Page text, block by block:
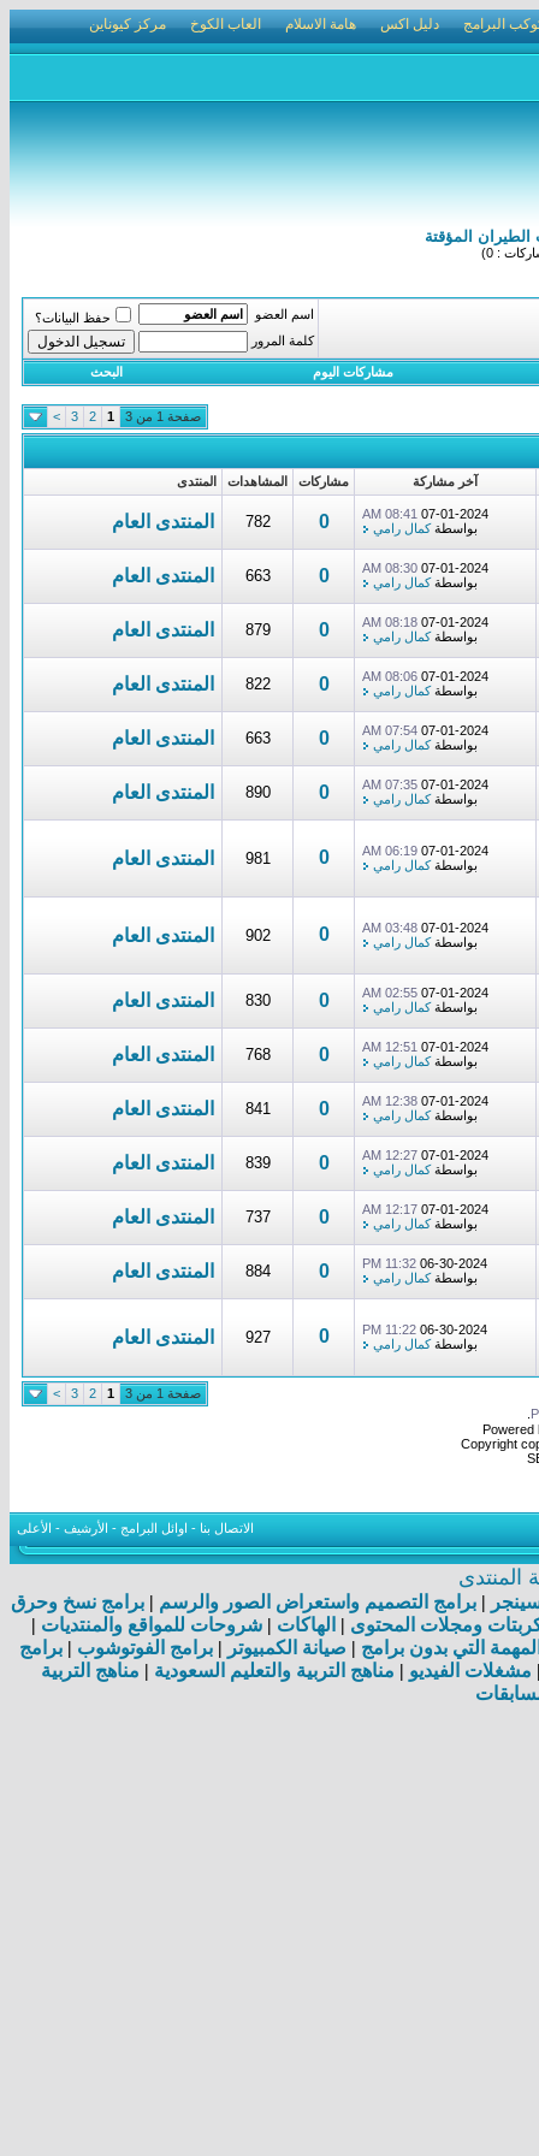
البرامج دليل اكس هامة الاسلام العاب الكوخ مركز كيوناين
المؤقتة
: 0)
اسم العضو
حفظ البيانات؟
كلمة المرور
مشاركات اليوم البحث
صفحة 1 من 3 1
2
3
>
آخر مشاركة مشاركات المشاهدات المنتدى
07-01-2024
08:41 AM
بواسطةكمال رامي 0
782 المنتدى العام
07-01-2024
08:30 AM
بواسطةكمال رامي 0
663 المنتدى العام
07-01-2024
08:18 AM
بواسطةكمال رامي 0
879 المنتدى العام
07-01-2024
08:06 AM
بواسطةكمال رامي 0
822 المنتدى العام
07-01-2024
07:54 AM
بواسطةكمال رامي 0
663 المنتدى العام
07-01-2024
07:35 AM
بواسطةكمال رامي 0
890 المنتدى العام
07-01-2024
06:19 AM
بواسطةكمال رامي 0
981 المنتدى العام
07-01-2024
03:48 AM
بواسطةكمال رامي 0
902 المنتدى العام
07-01-2024
02:55 AM
بواسطةكمال رامي 0
830 المنتدى العام
07-01-2024
12:51 AM
بواسطةكمال رامي 0
768 المنتدى العام
07-01-2024
12:38 AM
بواسطةكمال رامي 0
841 المنتدى العام
07-01-2024
12:27 AM
بواسطةكمال رامي 0
839 المنتدى العام
07-01-2024
12:17 AM
بواسطةكمال رامي 0
737 المنتدى العام
06-30-2024
11:32 PM
بواسطةكمال رامي 0
884 المنتدى العام
06-30-2024
11:22 PM
بواسطةكمال رامي 0
927 المنتدى العام
صفحة 1 من 3 1
2
3
>
Powered
Copyright
الاتصال بنا - اوائل البرامج - الأرشيف - الأعلى
المنتدى
|برامج التصميم واستعراض الصور والرسم |برامج نسخ وحرق
ومجلات المحتوى | الهاكات |شروحات للمواقع والمنتديات |
التي بدون برامج | صيانة الكمبيوتر |برامج الفوتوشوب |برامج
مشغلات الفيديو | مناهج التربية والتعليم السعودية | مناهج التربية